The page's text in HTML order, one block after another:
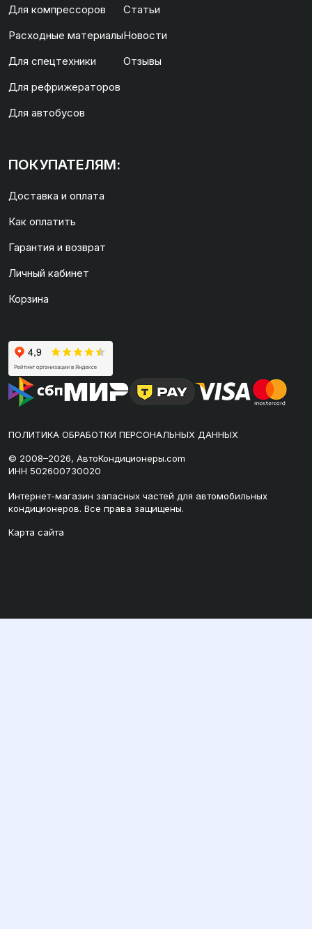
Для компрессоров
Расходные материалы
Для спецтехники
Для рефрижераторов
Для автобусов
Статьи
Новости
Отзывы
ПОКУПАТЕЛЯМ:
Доставка и оплата
Как оплатить
Гарантия и возврат
Личный кабинет
Корзина
ПОЛИТИКА ОБРАБОТКИ ПЕРСОНАЛЬНЫХ ДАННЫХ
© 2008–2026, АвтоКондиционеры.com
ИНН 502600730020
Интернет-магазин запасных частей для автомобильных
кондиционеров. Все права защищены.
Карта сайта